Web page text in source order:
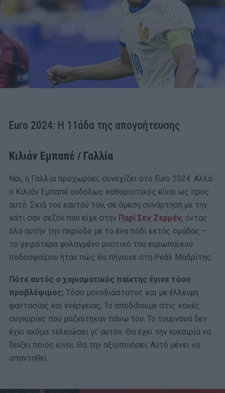
Euro 2024: Η 11άδα της απογοήτευσης
Κιλιάν Εμπαπέ / Γαλλία
Ναι, η Γαλλία προχωράει, συνεχίζει στο Euro 2024. Αλλά
ο Κιλιάν Εμπαπέ ουδόλως καθοριστικός είναι ως προς
αυτό. Σκιά του εαυτού του, σε άμεση συνάρτηση με την
κάτι σαν σεζόν που είχε στην Παρί Σεν Ζερμέν, όντας
όλο αυτήν την περίοδο με το ένα πόδι εκτός ομάδας –
το χειρότερα φυλαγμένο μυστικό του ευρωπαϊκού
ποδοσφαίρου ήταν πώς θα πήγαινε στη Ρεάλ Μαδρίτης.
Πότε αυτός ο χαρισματικός παίκτης έγινε τόσο
προβλέψιμος; Τόσο μονοδιάστατος και με έλλειψη
φαντασίας και ενέργειας; Το αποδίδουμε στις κακές
συγκυρίες που μαζεύτηκαν πάνω του. Το τουρνουά δεν
έχει ακόμα τελειώσει γι’ αυτόν. Θα έχει την ευκαιρία να
δείξει ποιος είναι. Θα την αξιοποιήσει; Αυτό μένει να
απαντηθεί.